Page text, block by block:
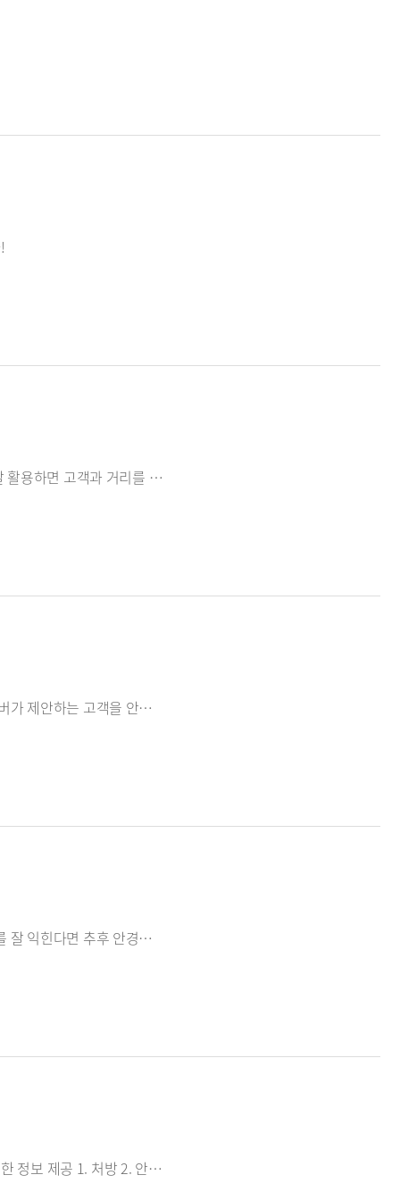
다음은 아이세이버가 제안하는 고개과 공감대 확대에 관한 방법으로, 이를 잘 활용하면 고객과 거리를 좁히는데 큰 도움이 될 것이다.
고객과의 커뮤니케이션은 무엇보다 중요한 요인중 하나다. 다음은 아이세이버가 제안하는 고객을 안심시키고 공감대를 형성하는 방법에 대해서 이야기해본다.
아이세이버가 제안하는 고객을 안심시키고 공감대를 형성하는 방법으로 이를 잘 익힌다면 추후 안경원을 방문하는 고객과 거리를 좁히는데 유용할 수 있을 것이다.
고객중심의 검사법과 커뮤니케이션 스킬 검사, 처방, 예후 및 관리 계획에 대한 정보 제공 1. 처방 2. 안심 3. 처방옵션 4. 지침 5. 예후 6. 다음예약